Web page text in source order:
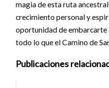
magia de esta ruta
crecimiento personal y
oportunidad de embarcarte
todo lo que el Camino de
Publicaciones